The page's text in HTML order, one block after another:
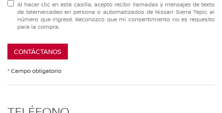
Al hacer clic en esta casilla, acepto recibir llamadas y mensajes de texto
de telemercadeo en persona o automatizados de Nissan Sierra Tepic al
número que ingresé. Reconozco que mi consentimiento no es requesito
para la compra.
CONTÁCTANOS
* Campo obligatorio